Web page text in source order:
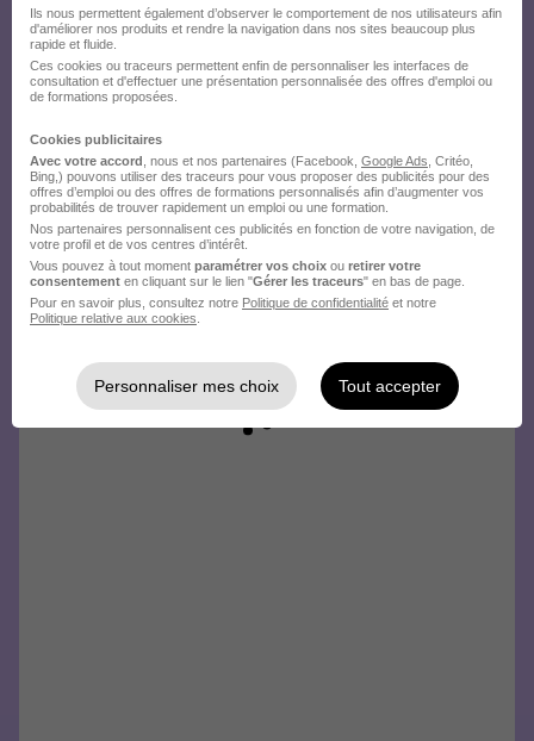
Ils nous permettent également d’observer le comportement de nos utilisateurs afin
d'améliorer nos produits et rendre la navigation dans nos sites beaucoup plus
rapide et fluide.
Ces cookies ou traceurs permettent enfin de personnaliser les interfaces de
consultation et d'effectuer une présentation personnalisée des offres d'emploi ou
de formations proposées.
Cookies publicitaires
Avec votre accord , nous et nos partenaires (Facebook, Google Ads , Critéo,
Bing,) pouvons utiliser des traceurs pour vous proposer des publicités pour des
offres d’emploi ou des offres de formations personnalisés afin d’augmenter vos
probabilités de trouver rapidement un emploi ou une formation.
Nos partenaires personnalisent ces publicités en fonction de votre navigation, de
votre profil et de vos centres d’intérêt.
Vous pouvez à tout moment paramétrer vos choix ou retirer votre
consentement en cliquant sur le lien "Gérer les traceurs" en bas de page.
Pour en savoir plus, consultez notre Politique de confidentialité et notre
Politique relative aux cookies
Personnaliser mes choix Tout accepter